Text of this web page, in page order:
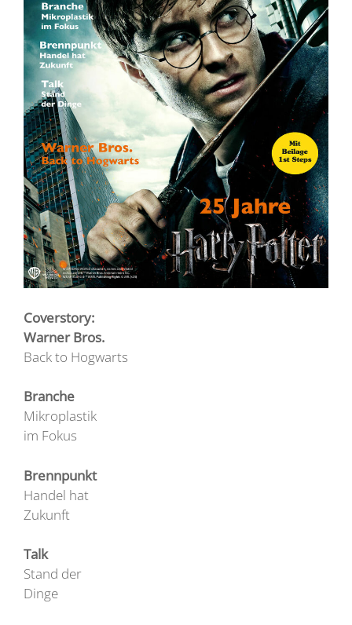
Coverstory:
Warner Bros.
Back to Hogwarts
Branche
Mikroplastik
im Fokus
Brennpunkt
Handel hat
Zukunft
Talk
Stand der
Dinge